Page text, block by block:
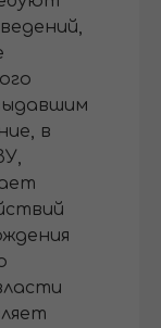
в